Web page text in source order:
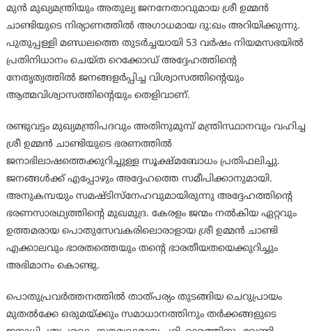
മുന്‍ മുഖ്യമന്ത്രിയും അതുല്യ ജനനേതാവുമായ ശ്രീ ഉമ്മന്‍
ചാണ്ടിയുടെ നിര്യാണത്തില്‍ അഗാധമായ ദു:ഖം അറിയിക്കുന്നു.
പുതുപ്പള്ളി മണ്ഡലത്തെ തുടര്‍ച്ചയായി 53 വര്‍ഷം നിയമസഭയില്‍
പ്രതിനിധാനം ചെയ്ത റെക്കോഡ് അദ്ദേഹത്തിന്റെ
നേതൃത്വത്തില്‍ ജനങ്ങളര്‍പ്പിച്ച വിശ്വാസത്തിന്റെയും
ആത്മവിശ്വാസത്തിന്റെയും തെളിവാണ്.
രണ്ടുവട്ടം മുഖ്യമന്ത്രിപദവും അതിനുമുമ്പ് മന്ത്രിസ്ഥാനവും വഹിച്ച
ശ്രീ ഉമ്മന്‍ ചാണ്ടിയുടെ ഭരണത്തില്‍
ജനാഭിലാഷത്തെക്കുറിച്ചുള്ള സൂക്ഷ്മബോധം പ്രതിഫലിച്ചു.
ജനങ്ങള്‍ക്ക് എപ്പോഴും അദ്ദേഹത്തെ സമീപിക്കാനുമായി.
അനുകമ്പയും സമഷ്ടിസ്നേഹവുമായിരുന്നു അദ്ദേഹത്തിന്റെ
ഭരണസാരഥ്യത്തിന്റെ മുഖമുദ്ര. കേരളം ജന്മം നല്‍കിയ ഏറ്റവും
ഉത്തമരായ പൊതുസേവകരിലൊരാളായ ശ്രീ ഉമ്മന്‍ ചാണ്ടി
എക്കാലവും ഭാരതത്തെയും തന്റെ ഭാരതീയതയെക്കുറിച്ചും
അഭിമാനം കൊണ്ടു.
പൊതുപ്രവര്‍ത്തനത്തില്‍ താത്പര്യം തുടങ്ങിയ ചെറുപ്രായം
മുത‌ല്‍ക്കേ ഒരുമയ്ക്കും സമാധാനത്തിനും തര്‍ക്കങ്ങളുടെ